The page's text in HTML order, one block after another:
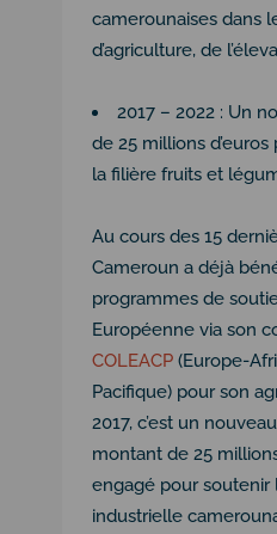
camerounaises dans
d’agriculture, de
2017 – 2022 : Un
de 25 millions
la filière fruits et
Au cours des 15
Cameroun a déjà
programmes de
Européenne via son
COLEACP(Europe-
Pacifique) pour son
2017, c’est un
montant de 25
engagé pour soutenir
industrielle